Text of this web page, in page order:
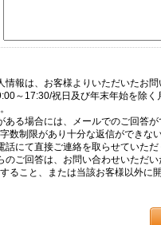
報は、お客様よりいただいたお
～17:30/祝日及び年末年始を除
る場合には、メールでのご回答
数制限があり十分な返信ができな
にて直接ご連絡を取らせていただ
ご回答は、お問い合わせいただ
ること、または当該お客様以外に